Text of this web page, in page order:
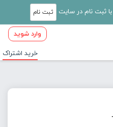
ثبت نام
وارد شوید
خرید اشتراک